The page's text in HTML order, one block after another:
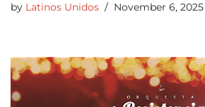
by Latinos Unidos November 6, 2025